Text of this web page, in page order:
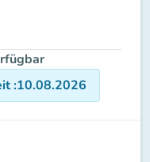
:10.08.2026